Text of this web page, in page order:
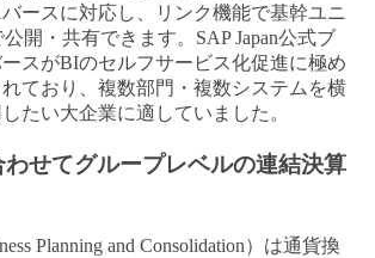
ースに対応し、リンク機能で基幹ユニ
開・共有できます。SAP Japan公式ブ
スがBIのセルフサービス化促進に極め
ており、複数部門・複数システムを横
たい大企業に適していました。
せてグループレベルの連結決算
Planning and Consolidation）は通貨換